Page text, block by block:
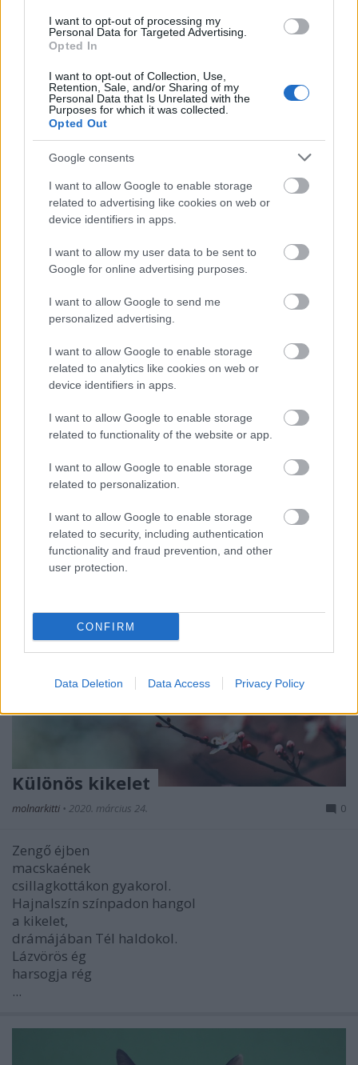
I want to opt-out of processing my
Personal Data for Targeted Advertising.
Opted In
I want to opt-out of Collection, Use,
Retention, Sale, and/or Sharing of my
Personal Data that Is Unrelated with the
Purposes for which it was collected.
Opted Out
Google consents
I want to allow Google to enable storage
related to advertising like cookies on web or
device identifiers in apps.
I want to allow my user data to be sent to
Google for online advertising purposes.
I want to allow Google to send me
personalized advertising.
I want to allow Google to enable storage
related to analytics like cookies on web or
device identifiers in apps.
I want to allow Google to enable storage
related to functionality of the website or app.
I want to allow Google to enable storage
related to personalization.
I want to allow Google to enable storage
related to security, including authentication
functionality and fraud prevention, and other
user protection.
CONFIRM
Data Deletion Data Access Privacy Policy
Van az a pont, amikor a laptopot a szoba másik
sarkába szeretném hajítani. Amikor elcsüggedek,
mert úgy érzem, feleslegesek a virtuális papírra ...
Minden benne van
molnarkitti•2020. március 25.
"A mozi zárva, ameddig a való élet már nem fog hasonlítani
egy mozifilmre." #maradjotthon
Különös kikelet
molnarkitti • 2020. március 24. 0
Zengő éjben
macskaének
csillagkottákon gyakorol.
Hajnalszín színpadon hangol
a kikelet,
drámájában Tél haldokol.
Lázvörös ég
harsogja rég
...